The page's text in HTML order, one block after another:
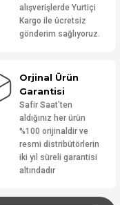
alışverişlerde Yurtiçi
Kargo ile ücretsiz
gönderim sağlıyoruz.
Orjinal Ürün
Garantisi
Safir Saat'ten
aldığınız her ürün
%100 orijinaldir ve
resmi distribütörlerin
iki yıl süreli garantisi
altındadır